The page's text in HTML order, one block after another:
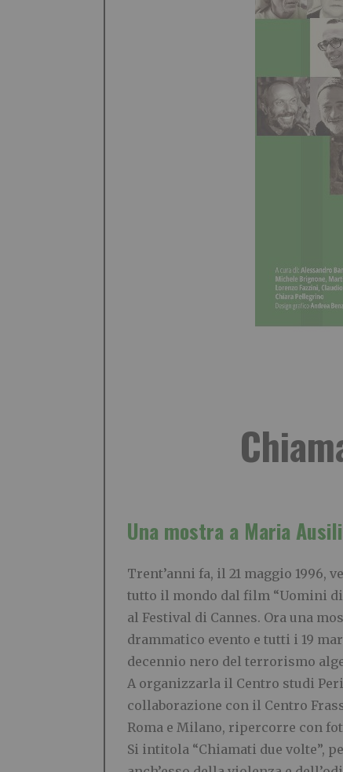
Una mostra a Maria
Trent’anni fa, il 21 maggio
tutto il mondo dal film “Uomini
al Festival di Cannes. Ora una
drammatico evento e tutti i 19
decennio nero del terrorismo
A organizzarla il Centro studi
collaborazione con il Centro
Roma e Milano, ripercorre con
Si intitola “Chiamati due volte”,